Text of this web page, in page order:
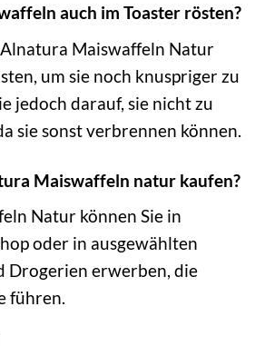
auch im Toaster rösten?
Alnatura Maiswaffeln Natur
um sie noch knuspriger zu
jedoch darauf, sie nicht zu
sie sonst verbrennen können.
Maiswaffeln natur kaufen?
Natur können Sie in
oder in ausgewählten
Drogerien erwerben, die
führen.